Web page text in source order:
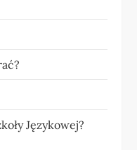
Językowej?